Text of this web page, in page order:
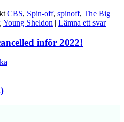
CBS, Spin-off, spinoff, The Big
, Young Sheldon | Lämna ett svar
inför 2022!